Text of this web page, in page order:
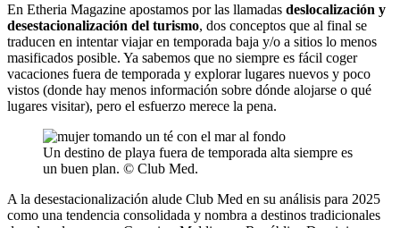
En Etheria Magazine apostamos por las llamadas deslocalización y
desestacionalización del turismo, dos conceptos que al final se
traducen en intentar viajar en temporada baja y/o a sitios lo menos
masificados posible. Ya sabemos que no siempre es fácil coger
vacaciones fuera de temporada y explorar lugares nuevos y poco
vistos (donde hay menos información sobre dónde alojarse o qué
lugares visitar), pero el esfuerzo merece la pena.
Un destino de playa fuera de temporada alta siempre es
un buen plan. © Club Med.
A la desestacionalización alude Club Med en su análisis para 2025
como una tendencia consolidada y nombra a destinos tradicionales